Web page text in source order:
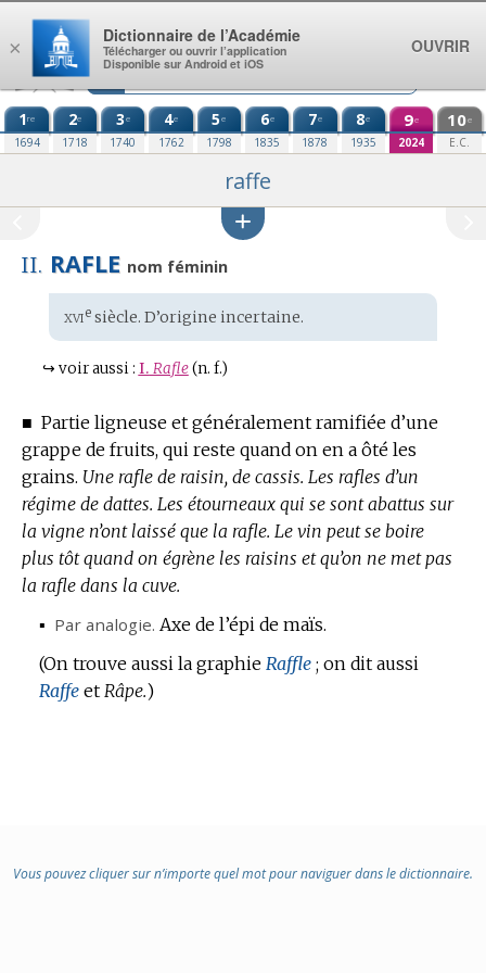
Aller au contenu
1re
1694
2e
1718
3e
1740
4e
1762
5e
1798
6e
1835
7e
1878
8e
1935
9e
2024
10e
E.C.
raffe
II. RAFLE nom féminin
Étymologie
:
xviesiècle. D’origine incertaine.
↪ voir aussi : I. Rafle (n. f.)
■ Partie ligneuse et généralement ramifiée d’une
grappe de fruits, qui reste quand on en a ôté les
grains. Une rafle de raisin, de cassis. Les rafles d’un
régime de dattes. Les étourneaux qui se sont abattus sur
la vigne n’ont laissé que la rafle. Le vin peut se boire
plus tôt quand on égrène les raisins et qu’on ne met pas
la rafle dans la cuve.
▪ Par analogie. Axe de l’épi de maïs.
(On trouve aussi la graphie Raffle ; on dit aussi
Raffe et Râpe.)
Vous pouvez cliquer sur n’importe quel mot pour naviguer dans le dictionnaire.
×
Dictionnaire de l’Académie
Télécharger ou ouvrir l’application
Disponible sur Android et iOS
OUVRIR